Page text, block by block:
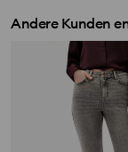
Andere Kunden